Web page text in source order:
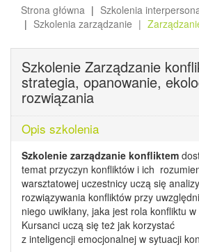
Strona główna
Szkolenia
Szkolenia zarządzanie
Szkolenie Zarządzanie
strategia, opanowanie,
rozwiązania
Opis szkolenia
Szkolenie zarządzanie konfliktem
temat przyczyn konfliktów i ich
warsztatowej uczestnicy uczą się
rozwiązywania konfliktów przy
niego uwikłany, jaka jest rola konfliktu
Kursanci uczą się też jak korzystać
z inteligencji emocjonalnej w sytuacji